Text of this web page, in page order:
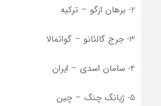
2- برهان ازگو – ترکیه
3- جرج گالئانو – گواتمالا
4- سامان اسدی – ایران
5- ژیانگ چنگ – چین